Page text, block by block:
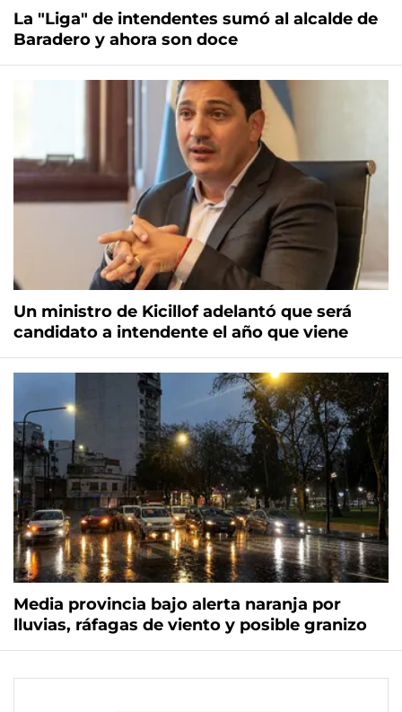
La "Liga" de intendentes sumó al alcalde de
Baradero y ahora son doce
Un ministro de Kicillof adelantó que será
candidato a intendente el año que viene
Media provincia bajo alerta naranja por
lluvias, ráfagas de viento y posible granizo